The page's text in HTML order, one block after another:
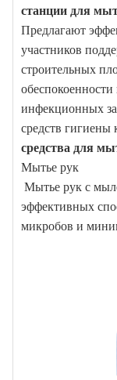
станции для
Предлагают
участников
строительных
инфекционных
средств гигиены
средства для
Мытье рук
Мытье рук с
эффективных
микробов и